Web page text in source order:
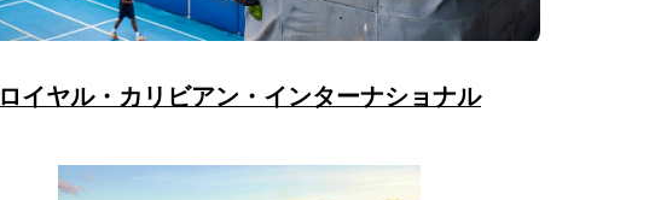
ロイヤル・カリビアン・インターナショナル